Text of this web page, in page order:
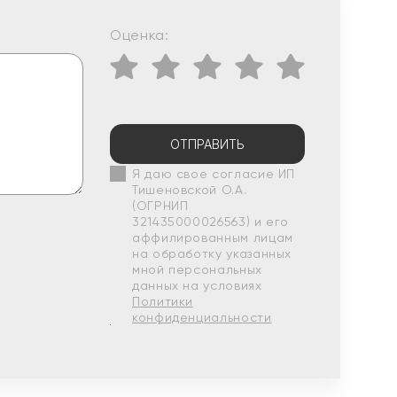
Оценка:
ОТПРАВИТЬ
Я даю свое согласие ИП
Тишеновской О.А.
(ОГРНИП
321435000026563) и его
аффилированным лицам
на обработку указанных
мной персональных
данных на условиях
Политики
конфиденциальности